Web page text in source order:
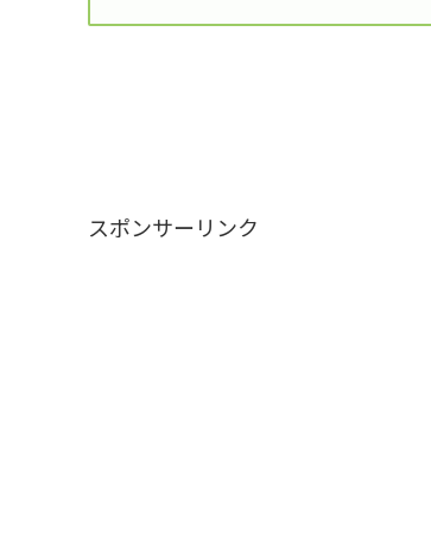
スポンサーリンク